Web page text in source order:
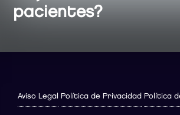
pacientes?
Aviso Legal Política de Privacidad Política